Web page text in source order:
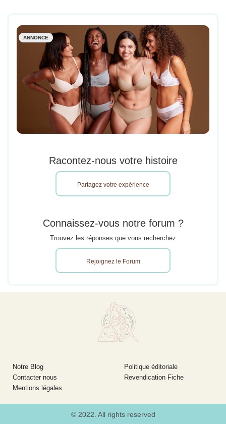
ANNONCE
Racontez-nous votre histoire
Partagez votre expérience
Connaissez-vous notre forum ?
Trouvez les réponses que vous recherchez
Rejoignez le Forum
Notre Blog
Contacter nous
Mentions légales
Politique éditoriale
Revendication Fiche
© 2022. All rights reserved